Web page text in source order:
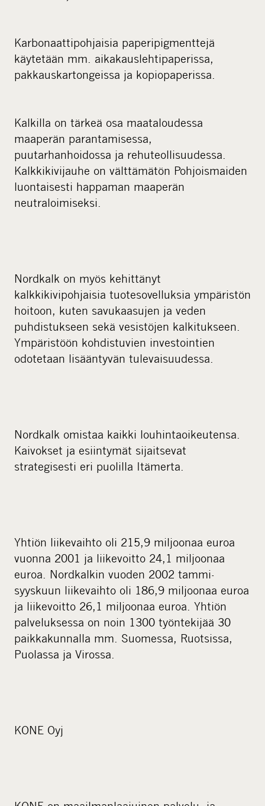
Karbonaattipohjaisia paperipigmenttejä
käytetään mm. aikakauslehtipaperissa,
pakkauskartongeissa ja kopiopaperissa.
Kalkilla on tärkeä osa maataloudessa
maaperän parantamisessa,
puutarhanhoidossa ja rehuteollisuudessa.
Kalkkikivijauhe on välttämätön Pohjoismaiden
luontaisesti happaman maaperän
neutraloimiseksi.
Nordkalk on myös kehittänyt
kalkkikivipohjaisia tuotesovelluksia ympäristön
hoitoon, kuten savukaasujen ja veden
puhdistukseen sekä vesistöjen kalkitukseen.
Ympäristöön kohdistuvien investointien
odotetaan lisääntyvän tulevaisuudessa.
Nordkalk omistaa kaikki louhintaoikeutensa.
Kaivokset ja esiintymät sijaitsevat
strategisesti eri puolilla Itämerta.
Yhtiön liikevaihto oli 215,9 miljoonaa euroa
vuonna 2001 ja liikevoitto 24,1 miljoonaa
euroa. Nordkalkin vuoden 2002 tammi-
syyskuun liikevaihto oli 186,9 miljoonaa euroa
ja liikevoitto 26,1 miljoonaa euroa. Yhtiön
palveluksessa on noin 1300 työntekijää 30
paikkakunnalla mm. Suomessa, Ruotsissa,
Puolassa ja Virossa.
KONE Oyj